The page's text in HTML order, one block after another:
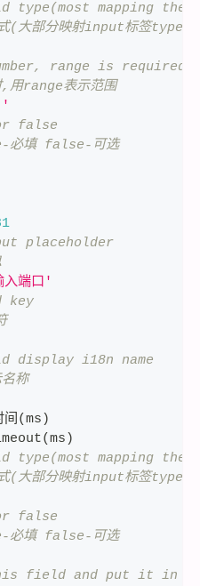
type(most mapping
(大部分映射input标签type
range is required
range表示范围
false
必填 false-可选
placeholder
入端口'
key
display i18n name
称
间(ms)
type(most mapping
(大部分映射input标签type
false
必填 false-可选
field and put it in